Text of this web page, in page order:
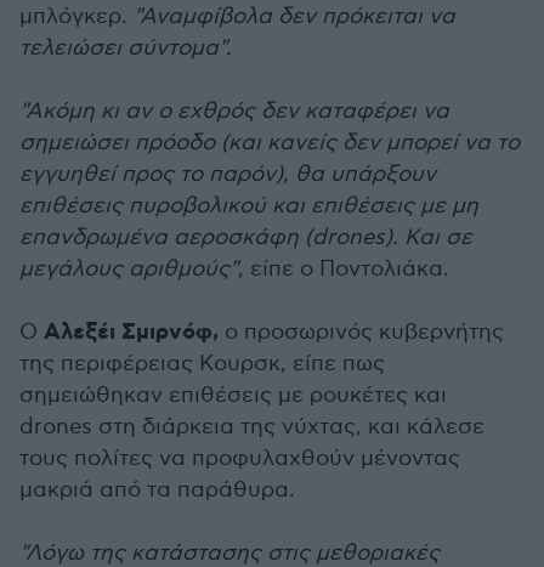
μπλόγκερ. "Αναμφίβολα δεν πρόκειται να
τελειώσει σύντομα".
"Ακόμη κι αν ο εχθρός δεν καταφέρει να
σημειώσει πρόοδο (και κανείς δεν μπορεί να το
εγγυηθεί προς το παρόν), θα υπάρξουν
επιθέσεις πυροβολικού και επιθέσεις με μη
επανδρωμένα αεροσκάφη (drones). Και σε
μεγάλους αριθμούς", είπε ο Ποντολιάκα.
Ο Αλεξέι Σμιρνόφ, ο προσωρινός κυβερνήτης
της περιφέρειας Κουρσκ, είπε πως
σημειώθηκαν επιθέσεις με ρουκέτες και
drones στη διάρκεια της νύχτας, και κάλεσε
τους πολίτες να προφυλαχθούν μένοντας
μακριά από τα παράθυρα.
"Λόγω της κατάστασης στις μεθοριακές